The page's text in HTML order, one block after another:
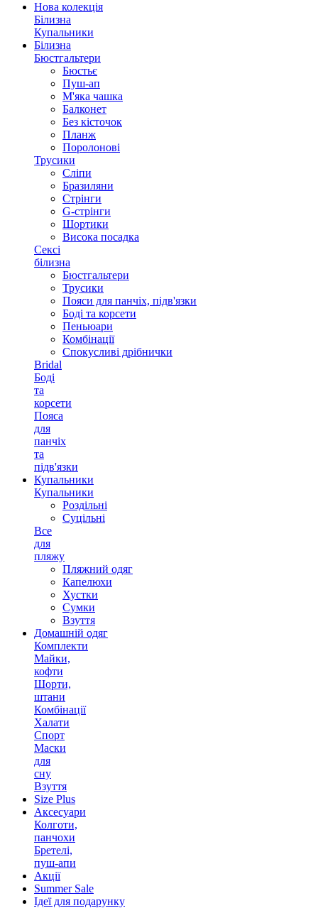
Нова колекція
Білизна
Купальники
Білизна
Бюстгальтери
Бюстьє
Пуш-ап
М'яка чашка
Балконет
Без кісточок
Планж
Поролонові
Трусики
Сліпи
Бразиляни
Стрінги
G-стрінги
Шортики
Висока посадка
Сексі
білизна
Бюстгальтери
Трусики
Пояси для панчіх, підв'язки
Боді та корсети
Пеньюари
Комбінації
Спокусливі дрібнички
Bridal
Боді
та
корсети
Пояса
для
панчіх
та
підв'язки
Купальники
Купальники
Роздільні
Суцільні
Все
для
пляжу
Пляжний одяг
Капелюхи
Хустки
Сумки
Взуття
Домашній одяг
Комплекти
Майки,
кофти
Шорти,
штани
Комбінації
Халати
Спорт
Маски
для
сну
Взуття
Size Plus
Аксесуари
Колготи,
панчохи
Бретелі,
пуш-апи
Акції
Summer Sale
Ідеї для подарунку